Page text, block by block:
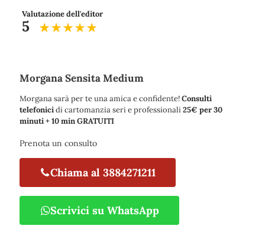
Valutazione dell'editor
5
Morgana Sensita Medium
Morgana sarà per te una amica e confidente!Consulti
telefonicidi cartomanzia seri e professionali25€ per 30
minuti + 10 min GRATUITI
Prenota un consulto
Chiama al 3884271211
Scrivici su WhatsApp